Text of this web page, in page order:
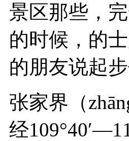
景区那些，
的时候，的
的朋友说起
张家界（
经